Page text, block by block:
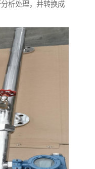
析处理，并转换成